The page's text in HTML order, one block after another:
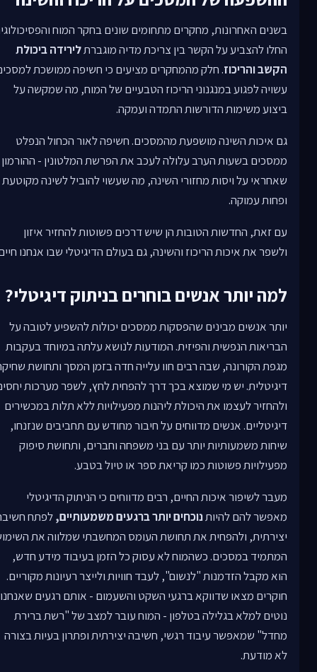
בשנים האחרונות, מחקרים מתחומים שונים בחקר המוח
החלו להצביע על הקשר בין צריכת מדיה מוגברתלירידה ביכולת
הקשב והריכוז. חלק מהמחקרים מציעים כי חשיפה ממושכת
עשויה לפגוע במנגנוני הריכוז הטבעיים של המוח, מה שמקשה על
ביצוע משימות הדורשות התמדה ועמקה.
גם איכות השינה מושפעת מהמסכים. חשיפה לאור הכחול הנפלט
ממסכים בשעות הערב עלולה לעכב את הפרשת המלטונין - ההורמון
שאחראי על ויסות מחזורי השינה, מה שעשוי להוביל לשינה מקוטעת
ופחות עמוקה.
עם זאת, החדשות הטובות הן שיש דרכים פשוטות להחזיר איזון
ולשפר את איכות הריכוז והשינה, גם בעולם הדיגיטלי שבו אנחנו
למה יותר אנשים בוחרים בניתוק דיגיטלי?
יותר אנשים מבינים שהפסקות ממסכים יכולות להשפיע לטובה על
הבריאות הנפשית והפיזית. המודעות לנושא עלתה במיוחד בעקבות
מגפת הקורונה, שבה רבים חוו עלייה חדה בזמן המסך ותחושת
דיגיטלית. יש מי שמוצא בכך דרך להפחית לחץ, לשפר מערכות
ולהחזיר לעצמו את היכולת ליהנות מפעילויות ללא תלות במכשירים
דיגיטליים. אנשים מדווחים על חיבור מחודש עם תחביבים שנזנחו,
שיחות משמעותיות יותר עם בני משפחה וחברים, ותחושת סיפוק
מפעילויות פשוטות כמו קריאת ספר או טיול בטבע.
מעבר לשיפור איכות החיים, רבים מדווחים כי הניתוק הדיגיטלי
מאפשר להם להיותנוכחים יותר ברגעים משמעותיים,לפתח
יצירתית, ולהפחית את תחושת העומס המחשבתי שמלווה את
המתמיד במסכים. כשהמוח לא עסוק כל הזמן בעיבוד מידע חדש,
הוא מקבל הזדמנות "לנשום", לעבד חוויות ולייצר רעיונות מקוריים.
חוקרים מצאו שדווקא ברגעי השקט והשעמום - אותם רגעים שאנחנו
נוטים למלא בגלילה בטלפון - המוח עובר למצב של "רשת ברירת
מחדל" שמאפשר עיבוד רגשי, חשיבה יצירתית ופתרון בעיות בצורה
לא מודעת.